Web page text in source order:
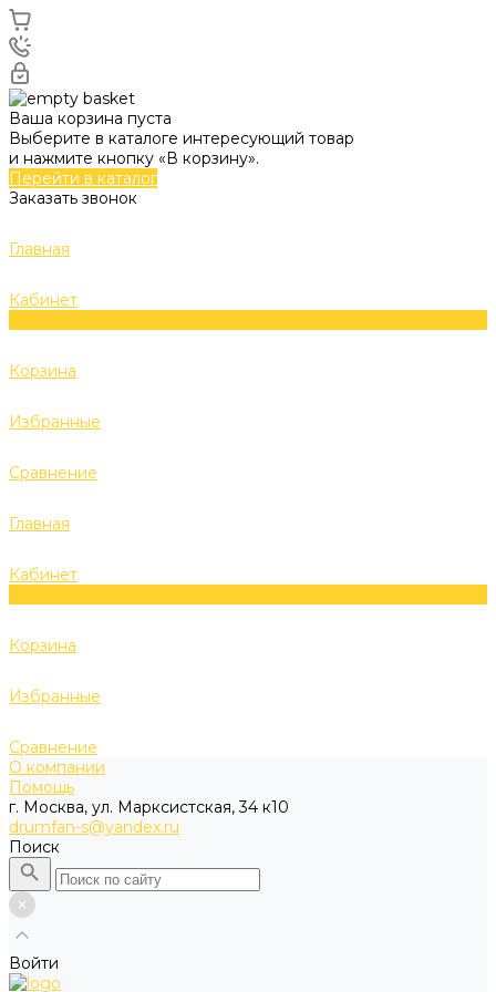
Ваша корзина пуста
Выберите в каталоге интересующий товар
и нажмите кнопку «В корзину».
Перейти в каталог
Заказать звонок
Главная
Кабинет
Корзина
Избранные
Сравнение
Главная
Кабинет
Корзина
Избранные
Сравнение
О компании
Помощь
г. Москва, ул. Марксистская, 34 к10
drumfan-s@yandex.ru
Поиск
Войти